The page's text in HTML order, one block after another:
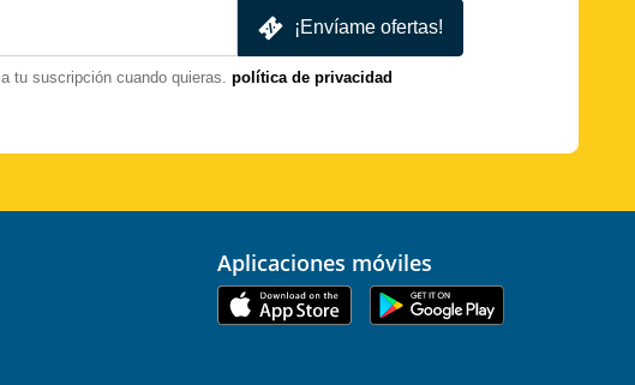
¡Envíame ofertas!
tu suscripción cuando quieras. política de privacidad
Aplicaciones móviles